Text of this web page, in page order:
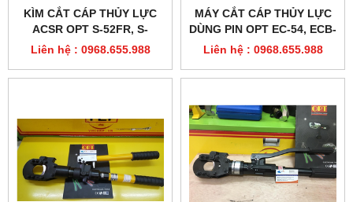
KÌM CẮT CÁP THỦY LỰC
ACSR OPT S-52FR, S-
52AFR
Liên hệ : 0968.655.988
MÁY CẮT CÁP THỦY LỰC
DÙNG PIN OPT EC-54, ECB-
54
Liên hệ : 0968.655.988